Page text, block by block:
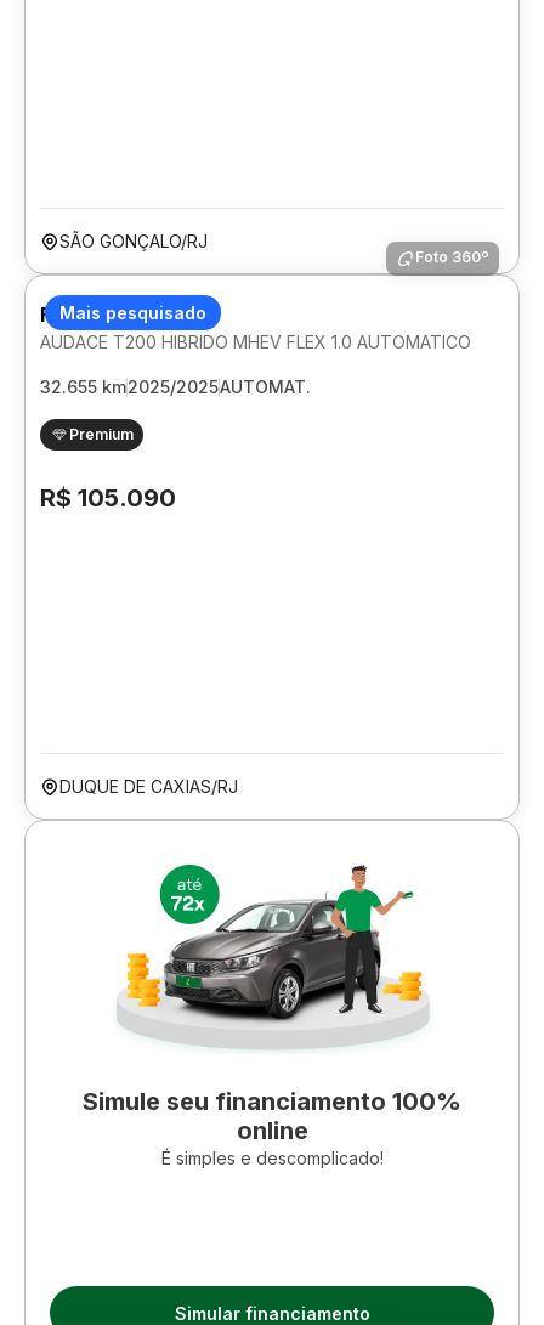
SÃO GONÇALO/RJ
Mais pesquisado
Foto 360º
FIAT PULSE
AUDACE T200 HIBRIDO MHEV FLEX 1.0 AUTOMATICO
32.655 km2025/2025AUTOMAT.
Premium
R$ 105.090
DUQUE DE CAXIAS/RJ
Simule seu financiamento 100%
online
É simples e descomplicado!
Simular financiamento